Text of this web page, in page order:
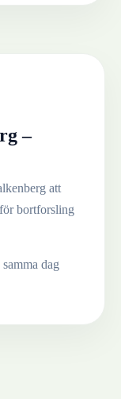
–
att
bortforsling
dag